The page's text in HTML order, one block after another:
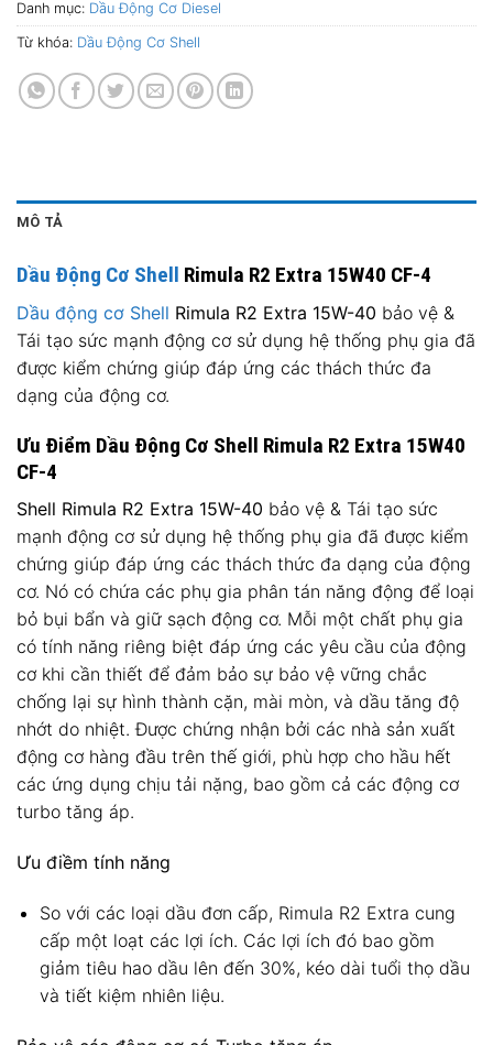
Danh mục: Dầu Động Cơ Diesel
Từ khóa: Dầu Động Cơ Shell
MÔ TẢ
Dầu Động Cơ Shell Rimula R2 Extra 15W40 CF-4
Dầu động cơ Shell Rimula R2 Extra 15W-40 bảo vệ &
Tái tạo sức mạnh động cơ sử dụng hệ thống phụ gia đã
được kiểm chứng giúp đáp ứng các thách thức đa
dạng của động cơ.
Ưu Điểm Dầu Động Cơ Shell Rimula R2 Extra 15W40
CF-4
Shell Rimula R2 Extra 15W-40 bảo vệ & Tái tạo sức
mạnh động cơ sử dụng hệ thống phụ gia đã được kiểm
chứng giúp đáp ứng các thách thức đa dạng của động
cơ. Nó có chứa các phụ gia phân tán năng động để loại
bỏ bụi bẩn và giữ sạch động cơ. Mỗi một chất phụ gia
có tính năng riêng biệt đáp ứng các yêu cầu của động
cơ khi cần thiết để đảm bảo sự bảo vệ vững chắc
chống lại sự hình thành cặn, mài mòn, và dầu tăng độ
nhớt do nhiệt. Được chứng nhận bởi các nhà sản xuất
động cơ hàng đầu trên thế giới, phù hợp cho hầu hết
các ứng dụng chịu tải nặng, bao gồm cả các động cơ
turbo tăng áp.
Ưu điềm tính năng
So với các loại dầu đơn cấp, Rimula R2 Extra cung
cấp một loạt các lợi ích. Các lợi ích đó bao gồm
giảm tiêu hao dầu lên đến 30%, kéo dài tuổi thọ dầu
và tiết kiệm nhiên liệu.